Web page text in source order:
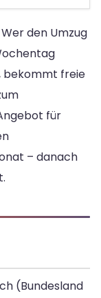
den Umzug
bekommt freie
für
– danach
(Bundesland